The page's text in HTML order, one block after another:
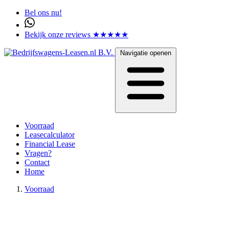
Bel ons nu!
Bekijk onze reviews ★★★★★
Navigatie openen
Voorraad
Leasecalculator
Financial Lease
Vragen?
Contact
Home
Voorraad